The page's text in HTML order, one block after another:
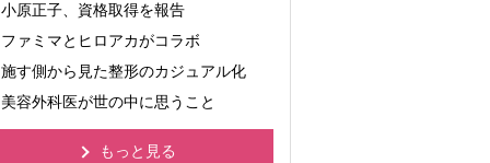
小原正子、資格取得を報告
ファミマとヒロアカがコラボ
施す側から見た整形のカジュアル化
美容外科医が世の中に思うこと
もっと見る